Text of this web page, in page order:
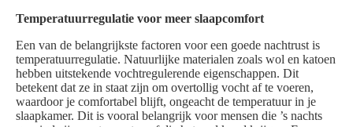
Temperatuurregulatie voor meer slaapcomfort
Een van de belangrijkste factoren voor een goede nachtrust is
temperatuurregulatie. Natuurlijke materialen zoals wol en katoen
hebben uitstekende vochtregulerende eigenschappen. Dit
betekent dat ze in staat zijn om overtollig vocht af te voeren,
waardoor je comfortabel blijft, ongeacht de temperatuur in je
slaapkamer. Dit is vooral belangrijk voor mensen die ’s nachts